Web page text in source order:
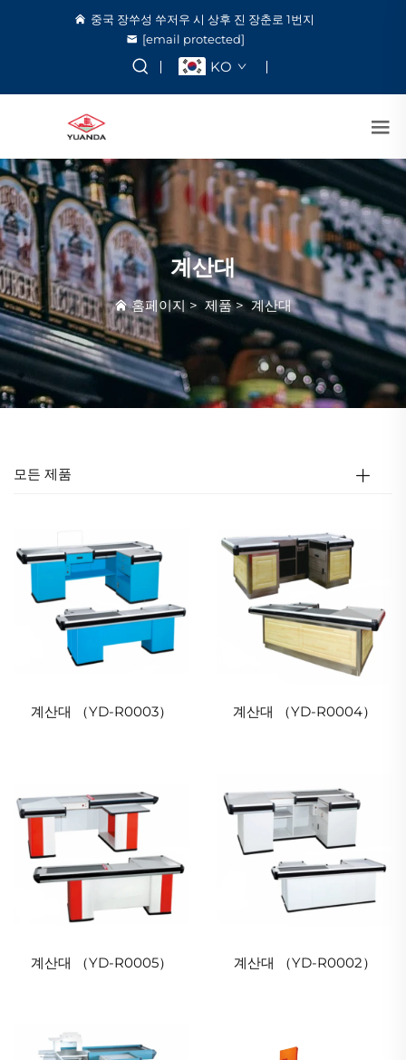
중국 장쑤성 쑤저우 시 상후 진 장춘로 1번지
[email protected]
KO
계산대
홈페이지 >제품>계산대
모든 제품
계산대 （YD-R0003） 계산대 （YD-R0004）
계산대 （YD-R0005） 계산대 （YD-R0002）